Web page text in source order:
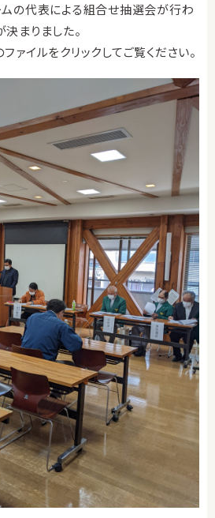
ムの代表による組合せ抽選会が行わ
まりました。
ァイルをクリックしてご覧ください。